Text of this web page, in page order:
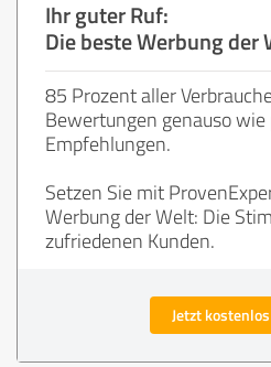
Ihr guter Ruf:
Die beste Werbung der
85 Prozent aller
Bewertungen genauso
Empfehlungen.
Setzen Sie mit
Werbung der Welt: Die
zufriedenen Kunden.
Jetzt